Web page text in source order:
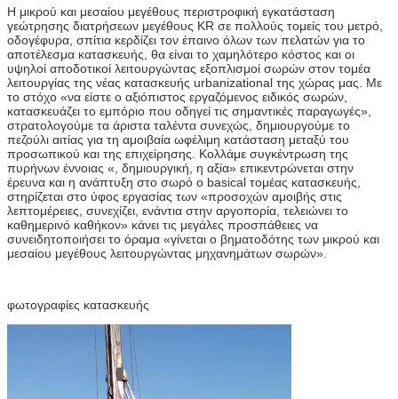
Η μικρού και μεσαίου μεγέθους περιστροφική εγκατάσταση
γεώτρησης διατρήσεων μεγέθους KR σε πολλούς τομείς του μετρό,
οδογέφυρα, σπίτια κερδίζει τον έπαινο όλων των πελατών για το
αποτέλεσμα κατασκευής, θα είναι το χαμηλότερο κόστος και οι
υψηλοί αποδοτικοί λειτουργώντας εξοπλισμοί σωρών στον τομέα
λειτουργίας της νέας κατασκευής urbanizational της χώρας μας. Με
το στόχο «να είστε ο αξιόπιστος εργαζόμενος ειδικός σωρών,
κατασκευάζει το εμπόριο που οδηγεί τις σημαντικές παραγωγές»,
στρατολογούμε τα άριστα ταλέντα συνεχώς, δημιουργούμε το
πεζούλι αιτίας για τη αμοιβαία ωφέλιμη κατάσταση μεταξύ του
προσωπικού και της επιχείρησης. Κολλάμε συγκέντρωση της
πυρήνων έννοιας «, δημιουργική, η αξία» επικεντρώνεται στην
έρευνα και η ανάπτυξη στο σωρό ο basical τομέας κατασκευής,
στηρίζεται στο ύφος εργασίας των «προσοχών αμοιβής στις
λεπτομέρειες, συνεχίζει, ενάντια στην αργοπορία, τελειώνει το
καθημερινό καθήκον» κάνει τις μεγάλες προσπάθειες να
συνειδητοποιήσει το όραμα «γίνεται ο βηματοδότης των μικρού και
μεσαίου μεγέθους λειτουργώντας μηχανημάτων σωρών».
φωτογραφίες κατασκευής